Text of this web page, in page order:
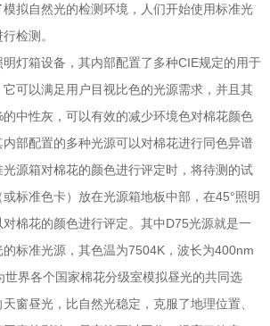
拟自然光的检测环境，人们开始使用标准光
检测。
灯箱设备，其内部配置了多种CIE规定的用于
可以满足用户目视比色的光源需求，并且其
中性灰，可以有效的减少环境色对棉花颜色
部配置的多种光源可以对棉花进行同色异谱
源箱对棉花的颜色进行评定时，将待测的试
标准色卡）放在光源箱地板中部，在45°照明
棉花的颜色进行评定。其中D75光源就是一
标准光源，其色温为7504K，波长为400nm
世界各个国家棉花分级室模拟昼光的共同选
窗昼光，比自然光稳定，克服了地理位置、